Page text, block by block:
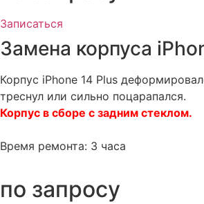
Записаться
Замена корпуса
Корпус iPhone 14 Plus
треснул или сильно поцарапался.
Корпус в сборе с задним стеклом.
Время ремонта: 3 часа
по запросу​